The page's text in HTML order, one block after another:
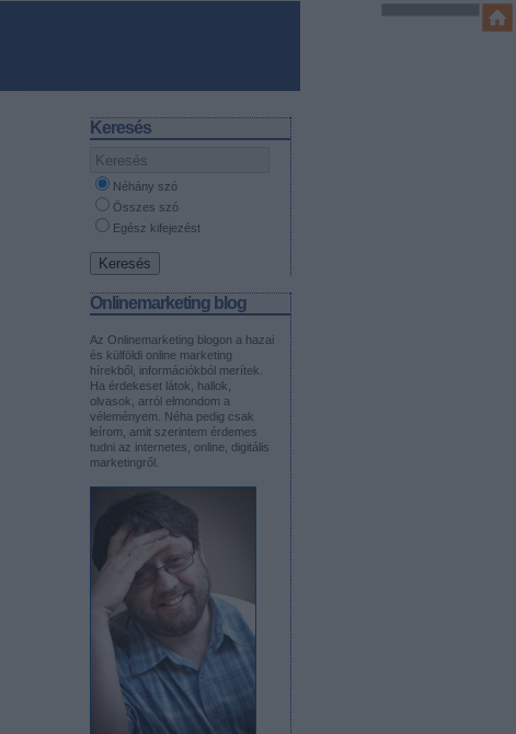
Keresés
Néhány szó
Összes szó
Egész kifejezést
Onlinemarketing blog
Az Onlinemarketing blogon a hazai
és külföldi online marketing
hírekből, információkból merítek.
Ha érdekeset látok, hallok,
olvasok, arról elmondom a
véleményem. Néha pedig csak
leírom, amit szerintem érdemes
tudni az internetes, online, digitális
marketingről.